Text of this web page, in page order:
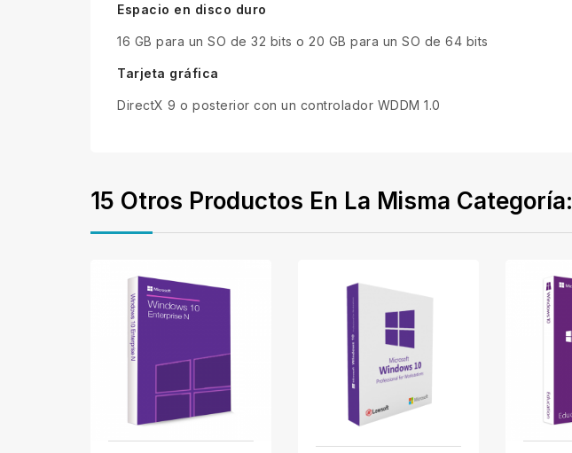
Espacio en disco duro
16 GB para un SO de 32 bits o 20 GB para un SO de 64 bits
Tarjeta gráfica
DirectX 9 o posterior con un controlador WDDM 1.0
15 Otros Productos En La Misma Categoría: